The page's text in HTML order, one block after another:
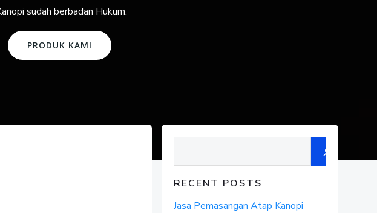
sudah berbadan Hukum.
PRODUK KAMI
RECENT POSTS
Jasa Pemasangan Atap Kanopi